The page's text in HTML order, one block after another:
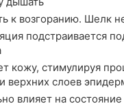
к возгоранию. Шелк
подстраивается
кожу, стимулируя
верхних слоев
влияет на